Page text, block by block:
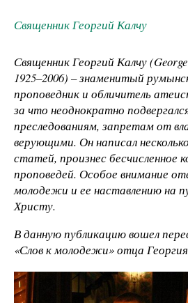
Священник Георгий Калчу
Священник Георгий Калчу
1925–2006) – знаменитый
проповедник и обличитель
за что неоднократно
преследованиям, запретам от
верующими. Он написал
статей, произнес бесчисленное
проповедей. Особое внимание
молодежи и ее наставлению на
Христу.
В данную публикацию вошел
«Слов к молодежи» отца